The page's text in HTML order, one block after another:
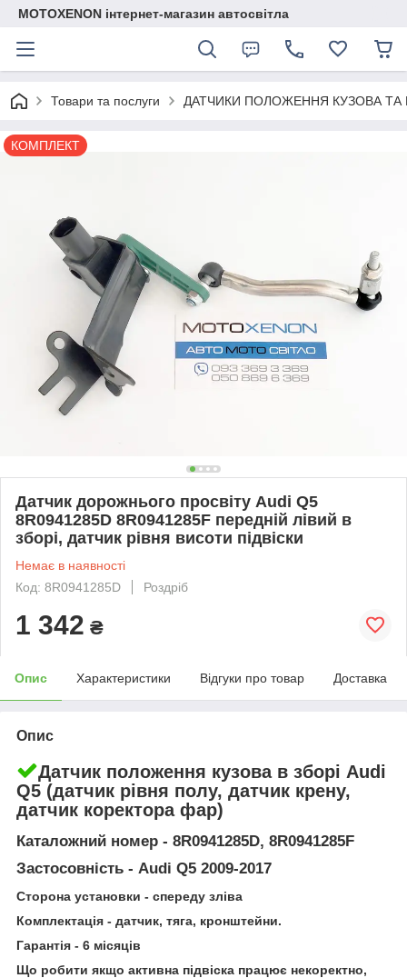
MOTOXENON інтернет-магазин автосвітла
Товари та послуги ДАТЧИКИ ПОЛОЖЕННЯ КУЗОВА ТА
КОМПЛЕКТ
Датчик дорожнього просвіту Audi Q5
8R0941285D 8R0941285F передній лівий в
зборі, датчик рівня висоти підвіски
Немає в наявності
Код: 8R0941285D
Роздріб
1 342 ₴
Опис Характеристики Відгуки про товар Доставка
Опис
Датчик положення кузова в зборі Audi
Q5 (датчик рівня полу, датчик крену,
датчик коректора фар)
Каталожний номер - 8R0941285D, 8R0941285F
Застосовність - Audi Q5 2009-2017
Сторона установки - спереду зліва
Комплектація - датчик, тяга, кронштейни.
Гарантія - 6 місяців
Що робити якщо активна підвіска працює некоректно,